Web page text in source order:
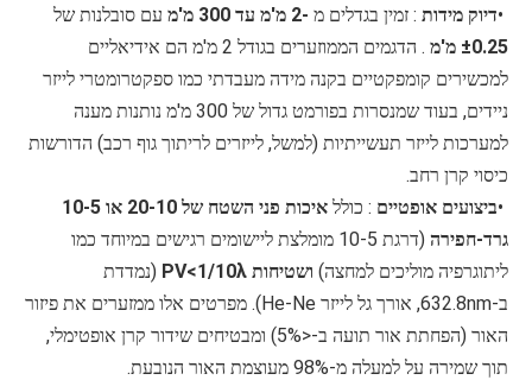
•דיוק מידות : זמין בגדלים מ -2 מ'מ עד 300 מ'מ
עם סובלנות של
±0.25 מ'מ
. הדגמים הממוזערים בגודל 2 מ'מ הם אידיאליים
למכשירים קומפקטיים בקנה מידה מעבדתי כמו ספקטרומטרי לייזר
ניידים, בעוד שמנסרות בפורמט גדול של 300 מ'מ נותנות מענה
למערכות לייזר תעשייתיות (למשל, לייזרים לריתוך גוף רכב) הדורשות
כיסוי קרן רחב.
•ביצועים אופטיים : כולל
איכות פני השטח של 20-10 או 10-5
גרד-חפירה
(דרגת 10-5 מומלצת ליישומים רגישים במיוחד כמו
ליתוגרפיה מוליכים למחצה) ושטיחות PV<1/10λ
(נמדדת
ב-632.8nm, אורך גל לייזר He-Ne). מפרטים אלו ממזערים את פיזור
האור (הפחתת אור תועה ב-<5%) ומבטיחים שידור קרן אופטימלי,
תוך שמירה על למעלה מ-98% מעוצמת האור הנובעת.